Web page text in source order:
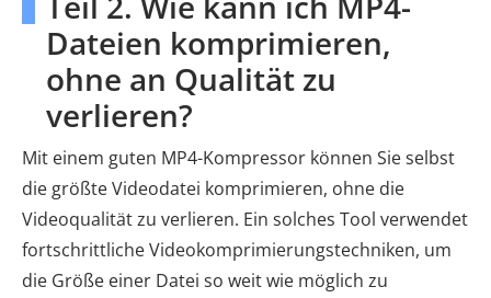
Dateien komprimieren,
ohne an Qualität zu
verlieren?
Mit einem guten MP4-Kompressor können Sie selbst
die größte Videodatei komprimieren, ohne die
Videoqualität zu verlieren. Ein solches Tool verwendet
fortschrittliche Videokomprimierungstechniken, um
die Größe einer Datei so weit wie möglich zu